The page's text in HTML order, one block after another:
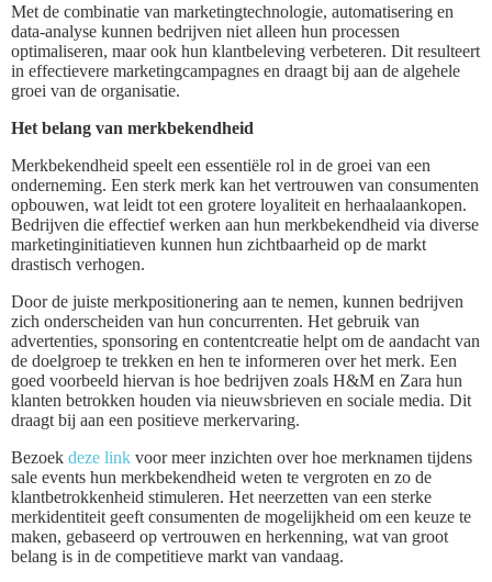
Met de combinatie van marketingtechnologie, automatisering en
data-analyse kunnen bedrijven niet alleen hun processen
optimaliseren, maar ook hun klantbeleving verbeteren. Dit resulteert
in effectievere marketingcampagnes en draagt bij aan de algehele
groei van de organisatie.
Het belang van merkbekendheid
Merkbekendheid speelt een essentiële rol in de groei van een
onderneming. Een sterk merk kan het vertrouwen van consumenten
opbouwen, wat leidt tot een grotere loyaliteit en herhaalaankopen.
Bedrijven die effectief werken aan hun merkbekendheid via diverse
marketinginitiatieven kunnen hun zichtbaarheid op de markt
drastisch verhogen.
Door de juiste merkpositionering aan te nemen, kunnen bedrijven
zich onderscheiden van hun concurrenten. Het gebruik van
advertenties, sponsoring en contentcreatie helpt om de aandacht van
de doelgroep te trekken en hen te informeren over het merk. Een
goed voorbeeld hiervan is hoe bedrijven zoals H&M en Zara hun
klanten betrokken houden via nieuwsbrieven en sociale media. Dit
draagt bij aan een positieve merkervaring.
Bezoek deze link voor meer inzichten over hoe merknamen tijdens
sale events hun merkbekendheid weten te vergroten en zo de
klantbetrokkenheid stimuleren. Het neerzetten van een sterke
merkidentiteit geeft consumenten de mogelijkheid om een keuze te
maken, gebaseerd op vertrouwen en herkenning, wat van groot
belang is in de competitieve markt van vandaag.